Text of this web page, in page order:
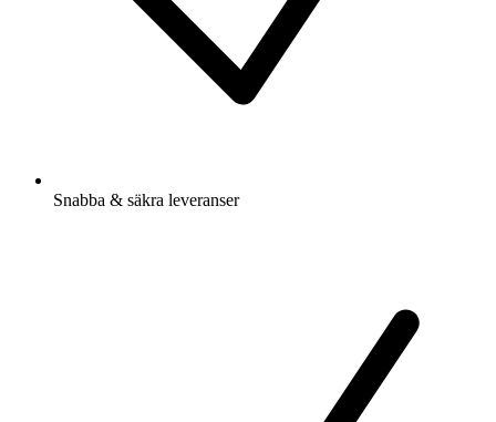
Snabba & säkra leveranser